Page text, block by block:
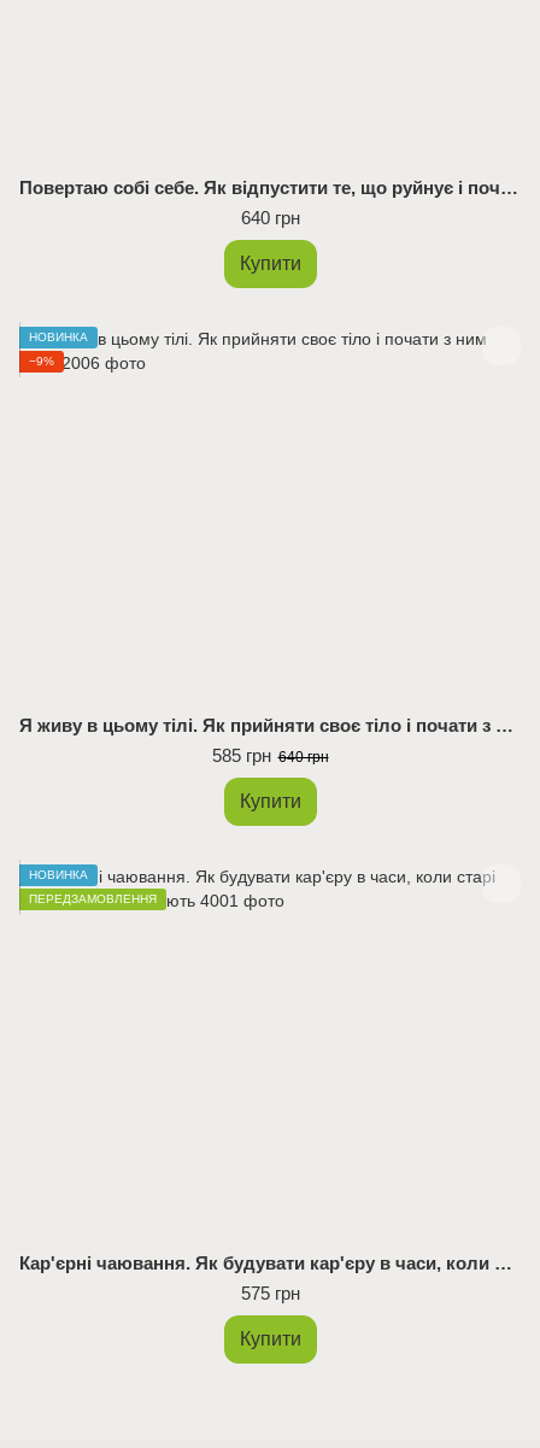
Повертаю собі себе. Як відпустити те, що руйнує і почати знайомство з собою
640 грн
Купити
НОВИНКА
−9%
Я живу в цьому тілі. Як прийняти своє тіло і почати з ним жити
585 грн 640 грн
Купити
НОВИНКА
ПЕРЕДЗАМОВЛЕННЯ
Кар'єрні чаювання. Як будувати кар'єру в часи, коли старі правила не працюють
575 грн
Купити